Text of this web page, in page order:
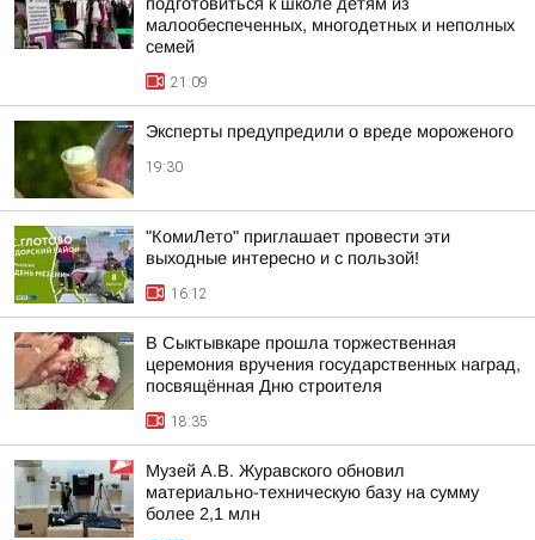
малообеспеченных, многодетных и неполных
семей
21:09
Эксперты предупредили о вреде мороженого
19:30
"КомиЛето" приглашает провести эти
выходные интересно и с пользой!
16:12
В Сыктывкаре прошла торжественная
церемония вручения государственных наград,
посвящённая Дню строителя
18:35
Музей А.В. Журавского обновил
материально-техническую базу на сумму
более 2,1 млн